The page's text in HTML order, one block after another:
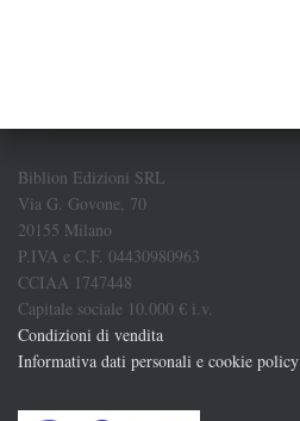
Biblion Edizioni SRL
Via G. Govone, 70
20155 Milano
P.IVA e C.F. 04430980963
CCIAA 1747448
Capitale sociale 10.000 € i.v.
Condizioni di vendita
Informativa dati personali e cookie policy